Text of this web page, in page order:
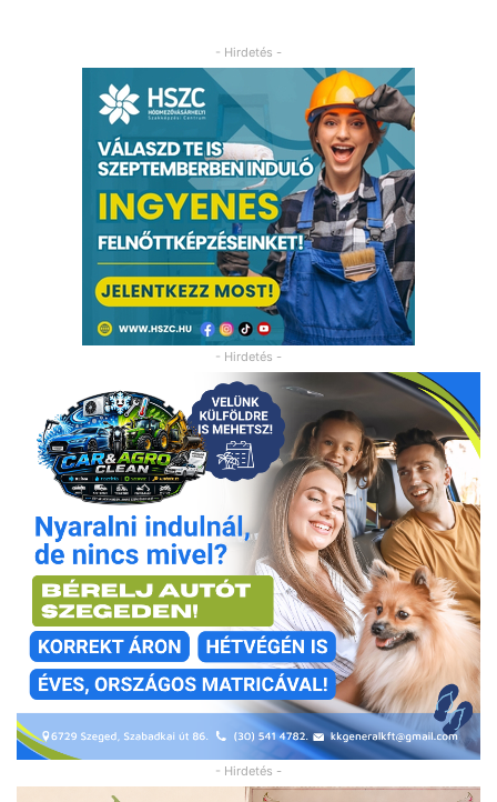
- Hirdetés -
- Hirdetés -
- Hirdetés -